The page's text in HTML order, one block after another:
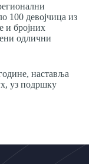
100 девојчица из
и бројних
одлични
наставља
уз подршку